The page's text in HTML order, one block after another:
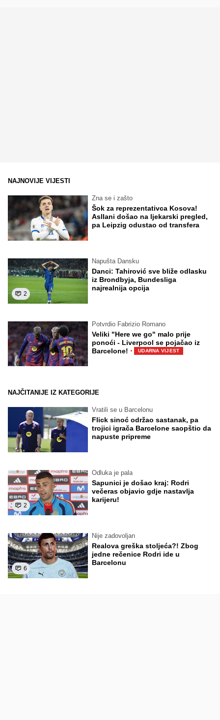
NAJNOVIJE VIJESTI
Zna se i zašto
Šok za reprezentativca Kosova!
Asllani došao na ljekarski pregled,
pa Leipzig odustao od transfera
2
Napušta Dansku
Danci: Tahirović sve bliže odlasku
iz Brondbyja, Bundesliga
najrealnija opcija
Potvrdio Fabrizio Romano
Veliki "Here we go" malo prije
ponoći - Liverpool se pojačao iz
Barcelone! · UDARNA VIJEST
NAJČITANIJE IZ KATEGORIJE
Vratili se u Barcelonu
Flick sinoć održao sastanak, pa
trojici igrača Barcelone saopštio da
napuste pripreme
2
Odluka je pala
Sapunici je došao kraj: Rodri
večeras objavio gdje nastavlja
karijeru!
6
Nije zadovoljan
Realova greška stoljeća?! Zbog
jedne rečenice Rodri ide u
Barcelonu